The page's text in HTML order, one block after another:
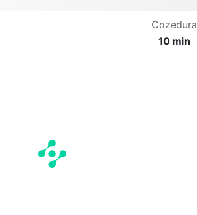
Cozedura
10 min